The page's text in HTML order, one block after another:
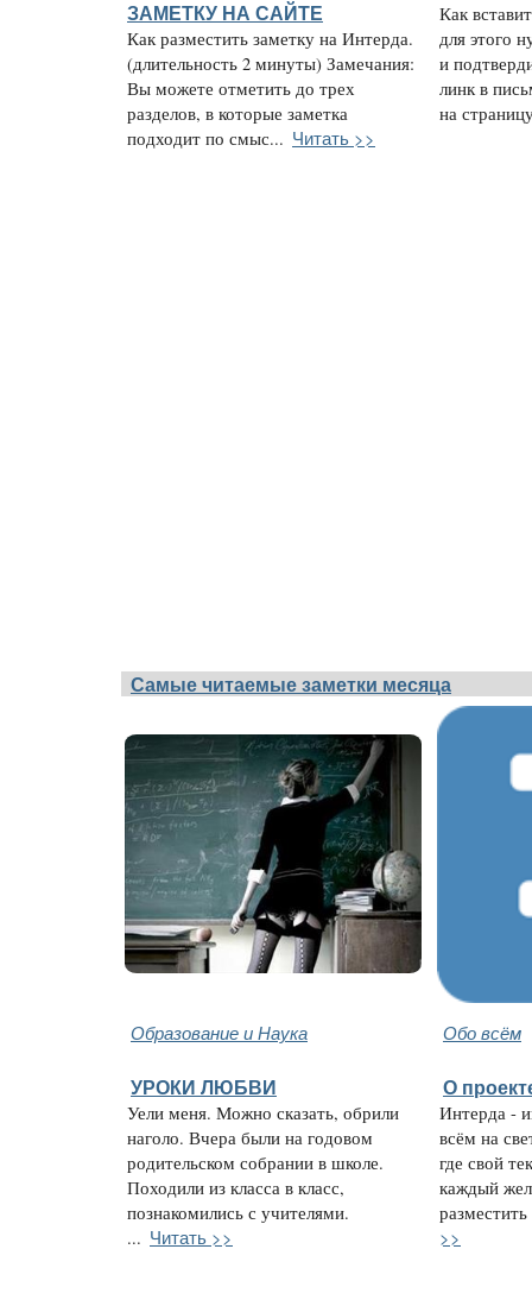
ЗАМЕТКУ НА САЙТЕ
Как разместить заметку на Интерда.
(длительность 2 минуты) Замечания:
Вы можете отметить до трех
разделов, в которые заметка
подходит по смыс... Читать >>
Как
для этого
и
линк в
на
Самые читаемые заметки месяца
Образование и Наука Обо всём
УРОКИ ЛЮБВИ
Уели меня. Можно сказать, обрили
наголо. Вчера были на годовом
родительском собрании в школе.
Походили из класса в класс,
познакомились с учителями.
... Читать >>
О
Интерда -
всём на
где свой
каждый
>>